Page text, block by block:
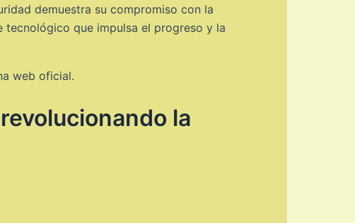
demuestra su compromiso con la
tecnológico que impulsa el progreso y la
web oficial.
la